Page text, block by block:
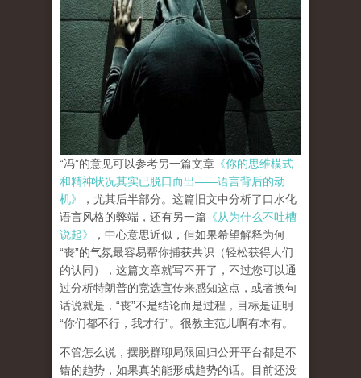
“冯”的意见可以参考另一篇文章 《你的思维模式
和精神状况其实已脱口而出——语言背后的动
机》
，尤其后半部分。这篇旧文中分析了口水化
语言风格的弊端，还有另一篇 《从为什么不吐槽
说起》
，中心意思近似，但如果希望解释为何
“丧”的气氛最容易帮你捕获共识（轻松获得人们
的认同），这篇文章就写不开了，不过您可以通
过分析特朗普的竞选宣传来感知这点，或者换句
话说就是，“丧”不是结论而是过程，目标是证明
“你们都不行，我才行”。很教主范儿啊有木有。
不管怎么说，摆脱群聊局限回归公开平台都是不
错的趋势，如果真的能形成趋势的话。目前还没